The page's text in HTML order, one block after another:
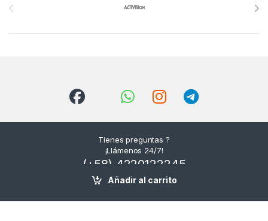
Añadir al carrito
Tienes preguntas ?
¡Llámenos 24/7!
(+58) 4220122245
/ (+58) 4141647277